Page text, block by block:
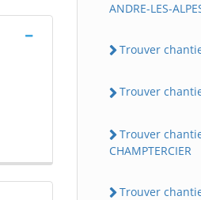
ANDRE-LES-
Trouver
Trouver
Trouver
CHAMPTERCIER
Trouver